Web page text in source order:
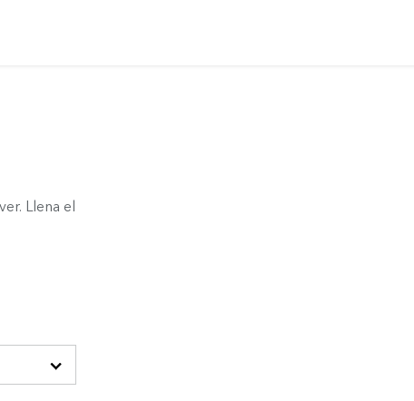
Llena el